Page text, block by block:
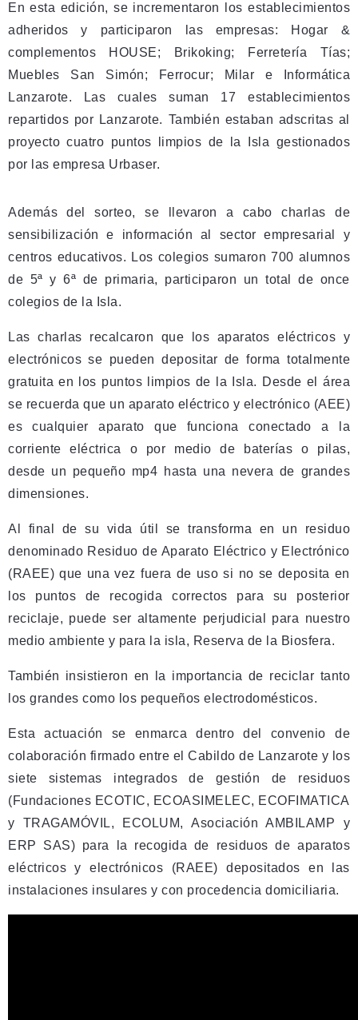
En esta edición, se incrementaron los establecimientos
adheridos y participaron las empresas: Hogar &
complementos HOUSE; Brikoking; Ferretería Tías;
Muebles San Simón; Ferrocur; Milar e Informática
Lanzarote. Las cuales suman 17 establecimientos
repartidos por Lanzarote. También estaban adscritas al
proyecto cuatro puntos limpios de la Isla gestionados
por las empresa Urbaser.
Además del sorteo, se llevaron a cabo charlas de
sensibilización e información al sector empresarial y
centros educativos. Los colegios sumaron 700 alumnos
de 5ª y 6ª de primaria, participaron un total de once
colegios de la Isla.
Las charlas recalcaron que los aparatos eléctricos y
electrónicos se pueden depositar de forma totalmente
gratuita en los puntos limpios de la Isla. Desde el área
se recuerda que un aparato eléctrico y electrónico (AEE)
es cualquier aparato que funciona conectado a la
corriente eléctrica o por medio de baterías o pilas,
desde un pequeño mp4 hasta una nevera de grandes
dimensiones.
Al final de su vida útil se transforma en un residuo
denominado Residuo de Aparato Eléctrico y Electrónico
(RAEE) que una vez fuera de uso si no se deposita en
los puntos de recogida correctos para su posterior
reciclaje, puede ser altamente perjudicial para nuestro
medio ambiente y para la isla, Reserva de la Biosfera.
También insistieron en la importancia de reciclar tanto
los grandes como los pequeños electrodomésticos.
Esta actuación se enmarca dentro del convenio de
colaboración firmado entre el Cabildo de Lanzarote y los
siete sistemas integrados de gestión de residuos
(Fundaciones ECOTIC, ECOASIMELEC, ECOFIMATICA
y TRAGAMÓVIL, ECOLUM, Asociación AMBILAMP y
ERP SAS) para la recogida de residuos de aparatos
eléctricos y electrónicos (RAEE) depositados en las
instalaciones insulares y con procedencia domiciliaria.